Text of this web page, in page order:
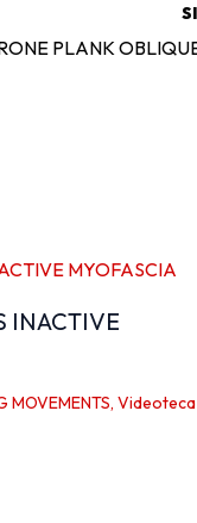
INACTIVE
MOVEMENTS, Videoteca